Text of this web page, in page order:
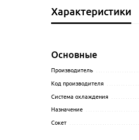
Характеристики
Основные
Производитель
Код производителя
Система охлаждения
Назначение
Сокет